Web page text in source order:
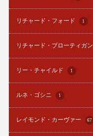
リチャード・フォード 1
リチャード・ブローティガン
リー・チャイルド 1
ルネ・ゴシニ 1
レイモンド・カーヴァー 67